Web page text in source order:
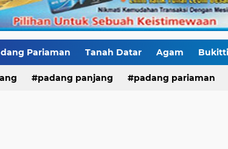
Pariaman Tanah Datar Agam
padang panjang padang pariaman